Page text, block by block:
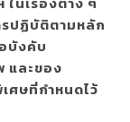
รปฏิบัติตามหลัก
บังคับ
และของ
ศษที่กำหนดไว้